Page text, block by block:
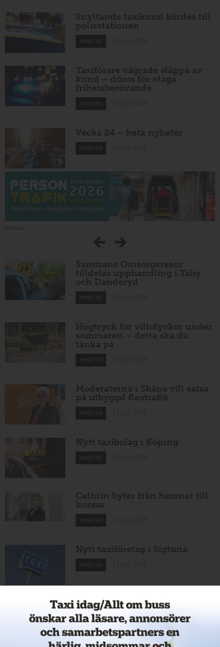
Snyltande taxikund kördes till
polisstationen
NYHETER
Taxiförare vägrade släppa av
kund – döms för olaga
frihetsberövande
NYHETER
Vecka 24 – heta nyheter
NYHETER
Samtrans Omsorgsresor
tilldelas upphandling i Täby
och Danderyd
NYHETER
Högtryck för viltolyckor under
sommaren – detta ska du
tänka på
NYHETER
Moderaterna i Skåne vill satsa
på utbyggd flextrafik
NYHETER
Nytt taxibolag i Köping
NYHETER
Cathrin byter från hamnar till
bussar
NYHETER
Nytt taxiföretag i Sigtuna
NYHETER
Nytt taxibolag i Borlänge
NYHETER 11 juni 2026